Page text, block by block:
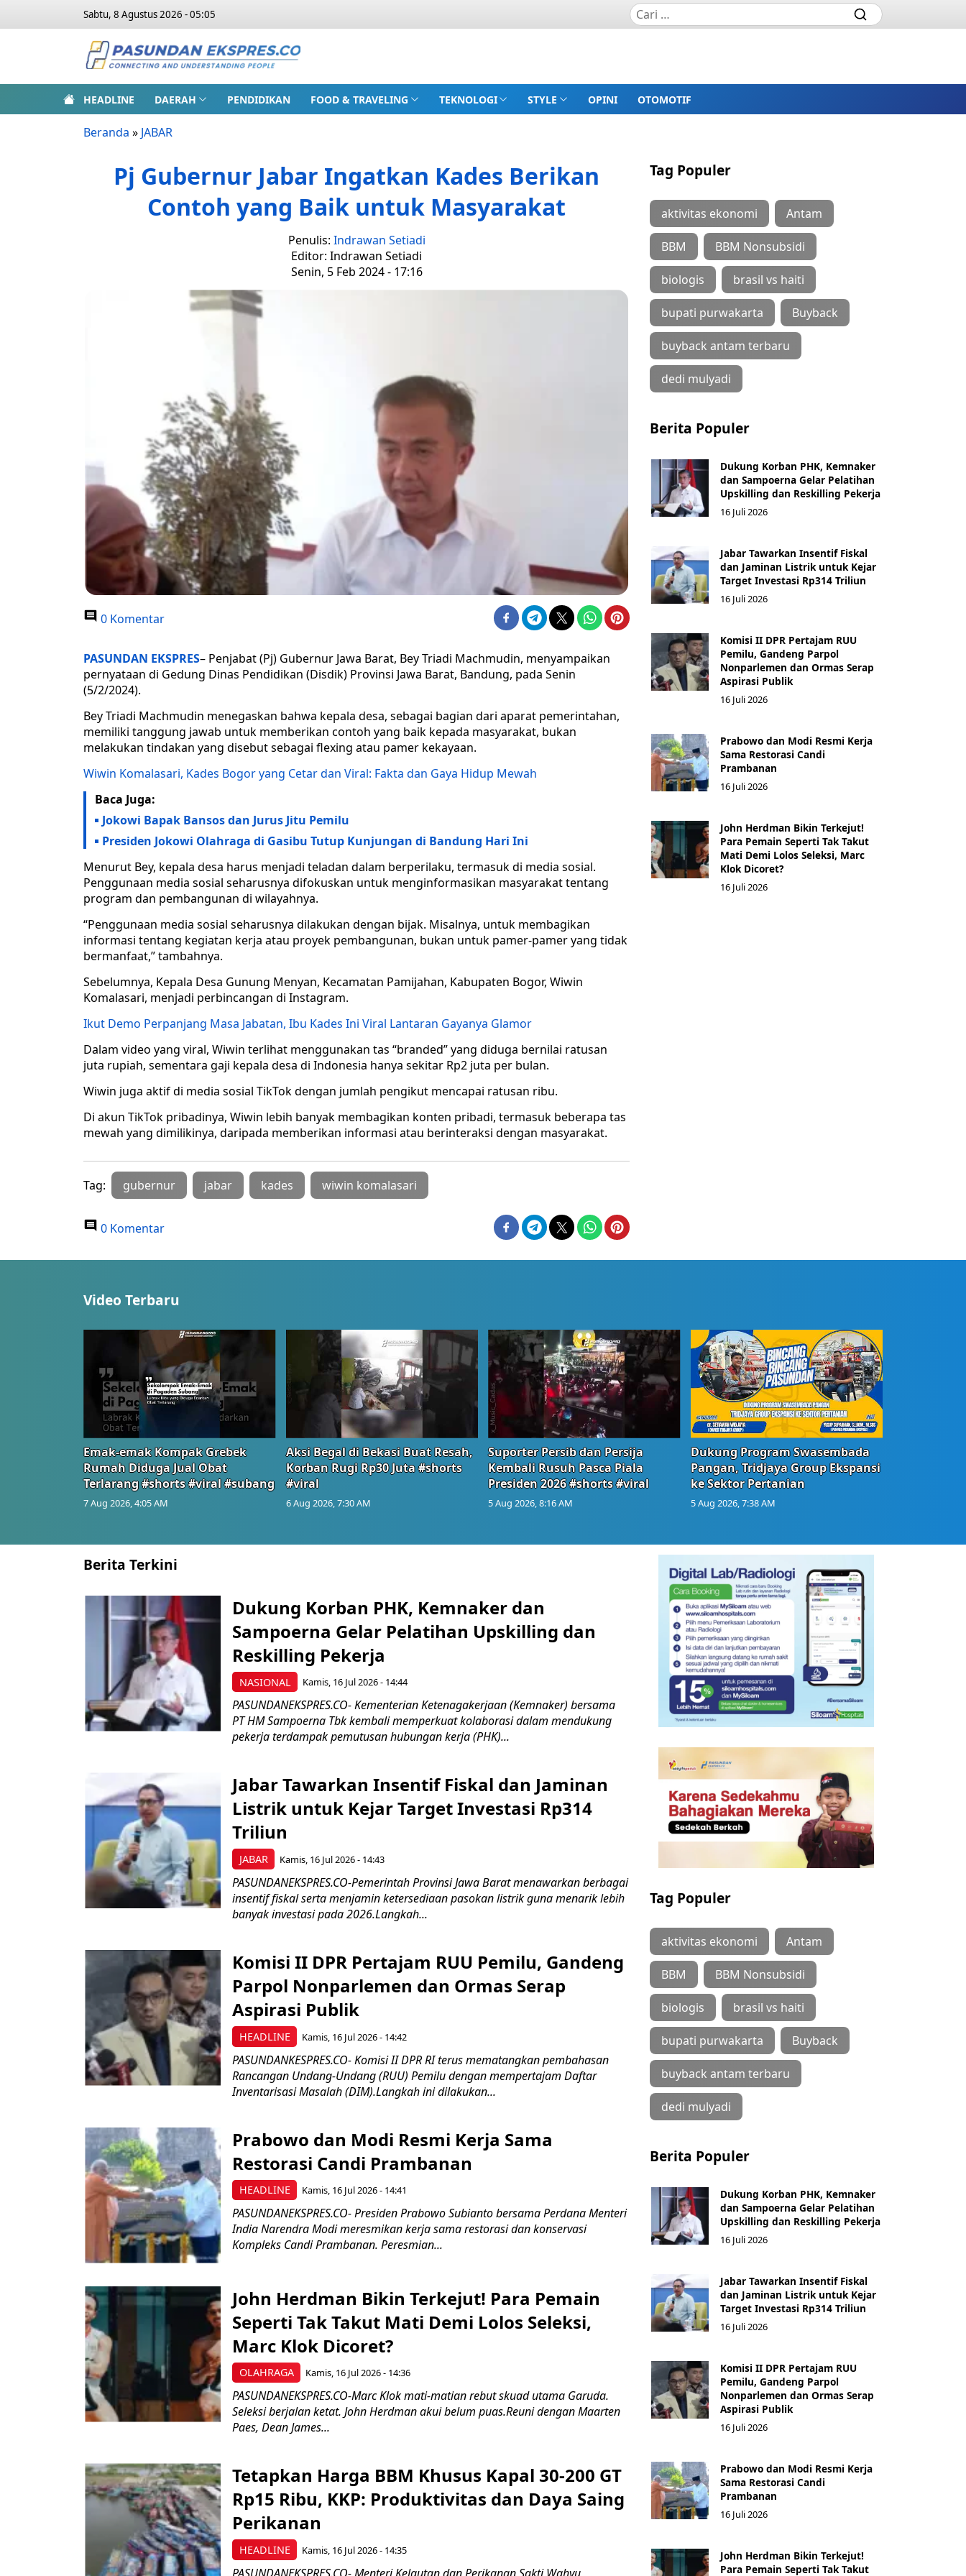
Sabtu, 8 Agustus 2026 - 05:05
HEADLINE DAERAH PENDIDIKAN FOOD & TRAVELING TEKNOLOGI STYLE OPINI OTOMOTIF
Beranda » JABAR
Pj Gubernur Jabar Ingatkan Kades Berikan
Contoh yang Baik untuk Masyarakat
Penulis: Indrawan Setiadi
Editor: Indrawan Setiadi
Senin, 5 Feb 2024 - 17:16
0 Komentar
PASUNDAN EKSPRES– Penjabat (Pj) Gubernur Jawa Barat, Bey Triadi Machmudin, menyampaikan
pernyataan di Gedung Dinas Pendidikan (Disdik) Provinsi Jawa Barat, Bandung, pada Senin
(5/2/2024).
Bey Triadi Machmudin menegaskan bahwa kepala desa, sebagai bagian dari aparat pemerintahan,
memiliki tanggung jawab untuk memberikan contoh yang baik kepada masyarakat, bukan
melakukan tindakan yang disebut sebagai flexing atau pamer kekayaan.
Wiwin Komalasari, Kades Bogor yang Cetar dan Viral: Fakta dan Gaya Hidup Mewah
Baca Juga:
Jokowi Bapak Bansos dan Jurus Jitu Pemilu
Presiden Jokowi Olahraga di Gasibu Tutup Kunjungan di Bandung Hari Ini
Menurut Bey, kepala desa harus menjadi teladan dalam berperilaku, termasuk di media sosial.
Penggunaan media sosial seharusnya difokuskan untuk menginformasikan masyarakat tentang
program dan pembangunan di wilayahnya.
“Penggunaan media sosial seharusnya dilakukan dengan bijak. Misalnya, untuk membagikan
informasi tentang kegiatan kerja atau proyek pembangunan, bukan untuk pamer-pamer yang tidak
bermanfaat,” tambahnya.
Sebelumnya, Kepala Desa Gunung Menyan, Kecamatan Pamijahan, Kabupaten Bogor, Wiwin
Komalasari, menjadi perbincangan di Instagram.
Ikut Demo Perpanjang Masa Jabatan, Ibu Kades Ini Viral Lantaran Gayanya Glamor
Dalam video yang viral, Wiwin terlihat menggunakan tas “branded” yang diduga bernilai ratusan
juta rupiah, sementara gaji kepala desa di Indonesia hanya sekitar Rp2 juta per bulan.
Wiwin juga aktif di media sosial TikTok dengan jumlah pengikut mencapai ratusan ribu.
Di akun TikTok pribadinya, Wiwin lebih banyak membagikan konten pribadi, termasuk beberapa tas
mewah yang dimilikinya, daripada memberikan informasi atau berinteraksi dengan masyarakat.
Tag: gubernur jabar kades wiwin komalasari
0 Komentar
Tag Populer
aktivitas ekonomi Antam
BBM BBM Nonsubsidi
biologis brasil vs haiti
bupati purwakarta Buyback
buyback antam terbaru
dedi mulyadi
Berita Populer
Dukung Korban PHK, Kemnaker
dan Sampoerna Gelar Pelatihan
Upskilling dan Reskilling Pekerja
16 Juli 2026
Jabar Tawarkan Insentif Fiskal
dan Jaminan Listrik untuk Kejar
Target Investasi Rp314 Triliun
16 Juli 2026
Komisi II DPR Pertajam RUU
Pemilu, Gandeng Parpol
Nonparlemen dan Ormas Serap
Aspirasi Publik
16 Juli 2026
Prabowo dan Modi Resmi Kerja
Sama Restorasi Candi
Prambanan
16 Juli 2026
John Herdman Bikin Terkejut!
Para Pemain Seperti Tak Takut
Mati Demi Lolos Seleksi, Marc
Klok Dicoret?
16 Juli 2026
Video Terbaru
Emak-emak Kompak Grebek
Rumah Diduga Jual Obat
Terlarang #shorts #viral #subang
7 Aug 2026, 4:05 AM
Aksi Begal di Bekasi Buat Resah,
Korban Rugi Rp30 Juta #shorts
#viral
6 Aug 2026, 7:30 AM
Suporter Persib dan Persija
Kembali Rusuh Pasca Piala
Presiden 2026 #shorts #viral
5 Aug 2026, 8:16 AM
Dukung Program Swasembada
Pangan, Tridjaya Group Ekspansi
ke Sektor Pertanian
5 Aug 2026, 7:38 AM
Berita Terkini
NASIONAL
Dukung Korban PHK, Kemnaker dan
Sampoerna Gelar Pelatihan Upskilling dan
Reskilling Pekerja
Kamis, 16 Jul 2026 - 14:44
PASUNDANEKSPRES.CO- Kementerian Ketenagakerjaan (Kemnaker) bersama
PT HM Sampoerna Tbk kembali memperkuat kolaborasi dalam mendukung
pekerja terdampak pemutusan hubungan kerja (PHK)...
JABAR
Jabar Tawarkan Insentif Fiskal dan Jaminan
Listrik untuk Kejar Target Investasi Rp314
Triliun
Kamis, 16 Jul 2026 - 14:43
PASUNDANEKSPRES.CO-Pemerintah Provinsi Jawa Barat menawarkan berbagai
insentif fiskal serta menjamin ketersediaan pasokan listrik guna menarik lebih
banyak investasi pada 2026.Langkah...
HEADLINE
Komisi II DPR Pertajam RUU Pemilu, Gandeng
Parpol Nonparlemen dan Ormas Serap
Aspirasi Publik
Kamis, 16 Jul 2026 - 14:42
PASUNDANKESPRES.CO- Komisi II DPR RI terus mematangkan pembahasan
Rancangan Undang-Undang (RUU) Pemilu dengan mempertajam Daftar
Inventarisasi Masalah (DIM).Langkah ini dilakukan...
HEADLINE
Prabowo dan Modi Resmi Kerja Sama
Restorasi Candi Prambanan
Kamis, 16 Jul 2026 - 14:41
PASUNDANEKSPRES.CO- Presiden Prabowo Subianto bersama Perdana Menteri
India Narendra Modi meresmikan kerja sama restorasi dan konservasi
Kompleks Candi Prambanan. Peresmian...
OLAHRAGA
John Herdman Bikin Terkejut! Para Pemain
Seperti Tak Takut Mati Demi Lolos Seleksi,
Marc Klok Dicoret?
Kamis, 16 Jul 2026 - 14:36
PASUNDANEKSPRES.CO-Marc Klok mati-matian rebut skuad utama Garuda.
Seleksi berjalan ketat. John Herdman akui belum puas.Reuni dengan Maarten
Paes, Dean James...
HEADLINE
Tetapkan Harga BBM Khusus Kapal 30-200 GT
Rp15 Ribu, KKP: Produktivitas dan Daya Saing
Perikanan
Kamis, 16 Jul 2026 - 14:35
Tag Populer
aktivitas ekonomi Antam
BBM BBM Nonsubsidi
biologis brasil vs haiti
bupati purwakarta Buyback
buyback antam terbaru
dedi mulyadi
Berita Populer
Dukung Korban PHK, Kemnaker
dan Sampoerna Gelar Pelatihan
Upskilling dan Reskilling Pekerja
16 Juli 2026
Jabar Tawarkan Insentif Fiskal
dan Jaminan Listrik untuk Kejar
Target Investasi Rp314 Triliun
16 Juli 2026
Komisi II DPR Pertajam RUU
Pemilu, Gandeng Parpol
Nonparlemen dan Ormas Serap
Aspirasi Publik
16 Juli 2026
Prabowo dan Modi Resmi Kerja
Sama Restorasi Candi
Prambanan
16 Juli 2026
John Herdman Bikin Terkejut!
Para Pemain Seperti Tak Takut